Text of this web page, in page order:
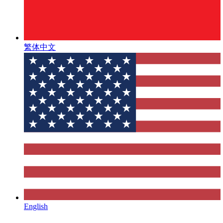
繁体中文
English